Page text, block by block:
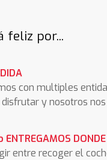
feliz por...
con multiples
y nosotros
ENTREGAMOS
entre recoger el